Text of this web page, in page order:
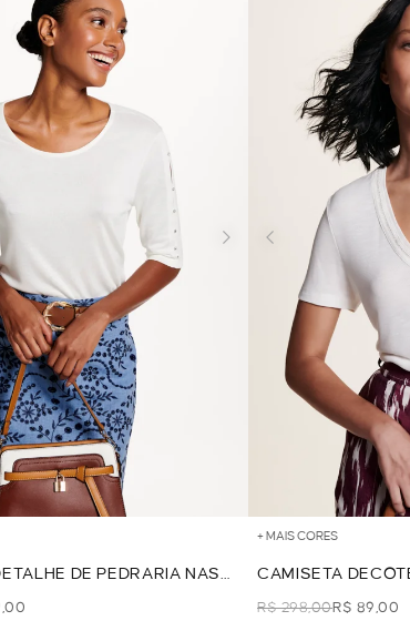
DE PEDRARIA NAS
WHITE
+ MAIS CORES
CAMISETA
WHITE
R$ 298,00R$ 89,00